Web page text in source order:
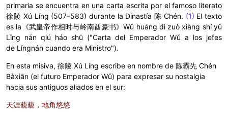
primaria se encuentra en una carta escrita por el famoso literato
徐陵 Xú Líng (507–583) durante la Dinastía 陈 Chén. (1) El texto
es la 《武皇帝作相时与岭南酋豪书》Wǔ huáng dì zuò xiàng shí yǔ
Lǐng nán qiú háo shū ("Carta del Emperador Wǔ a los jefes
de Lǐngnán cuando era Ministro").
En esta misiva, 徐陵 Xú Líng escribe en nombre de 陈霸先 Chén
Bàxiān (el futuro Emperador Wǔ) para expresar su nostalgia
hacia sus antiguos aliados en el sur:
天涯藐藐，地角悠悠